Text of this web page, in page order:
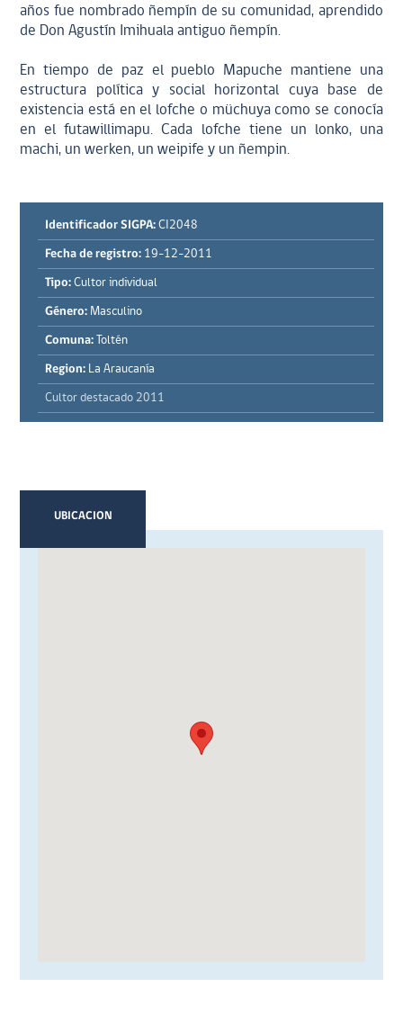
años fue nombrado ñempín de su comunidad, aprendido
de Don Agustín Imihuala antiguo ñempín.
En tiempo de paz el pueblo Mapuche mantiene una
estructura política y social horizontal cuya base de
existencia está en el lofche o müchuya como se conocía
en el futawillimapu. Cada lofche tiene un lonko, una
machi, un werken, un weipife y un ñempin.
Identificador SIGPA: CI2048
Fecha de registro: 19-12-2011
Tipo: Cultor individual
Género: Masculino
Comuna: Toltén
Region: La Araucanía
Cultor destacado 2011
UBICACION